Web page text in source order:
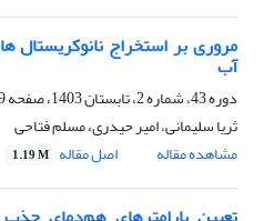
مروری بر استخراج نانوکریستال
آب
دوره 43، شماره 2، تابستان 1403، صفحه
ثریا سلیمانی، امیر حیدری، مسلم فتاحی
مشاهده مقاله
اصل مقاله 1.19 M